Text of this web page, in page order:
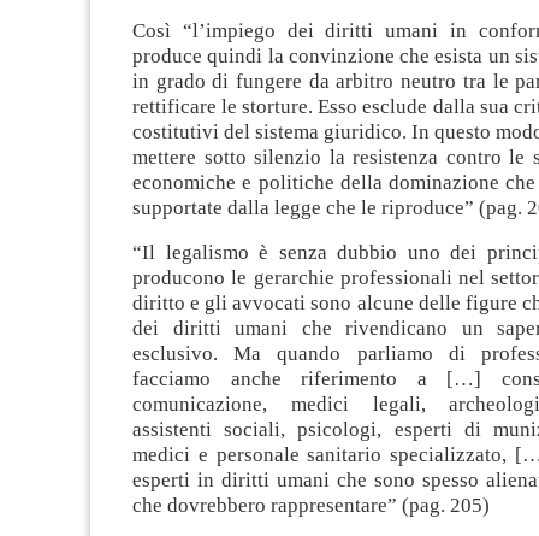
Così “l’impiego dei diritti umani in
produce quindi la convinzione che esista un
in grado di fungere da arbitro neutro tra le
rettificare le storture. Esso esclude dalla sua
costitutivi del sistema giuridico. In questo
mettere sotto silenzio la resistenza contro le
economiche e politiche della dominazione
supportate dalla legge che le riproduce” (pag.
“Il legalismo è senza dubbio uno dei
producono le gerarchie professionali nel
diritto e gli avvocati sono alcune delle figure
dei diritti umani che rivendicano un
esclusivo. Ma quando parliamo di
facciamo anche riferimento a […]
comunicazione, medici legali,
assistenti sociali, psicologi, esperti di
medici e personale sanitario specializzato,
esperti in diritti umani che sono spesso
che dovrebbero rappresentare” (pag. 205)